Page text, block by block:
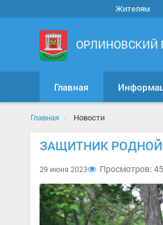
Жителям
Главная
Главная Новости
ЗАЩИТНИК
29 июня 2023 Просмотров: